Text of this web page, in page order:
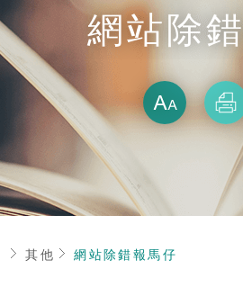
網站除
放大
首頁其他 網站除錯報馬仔